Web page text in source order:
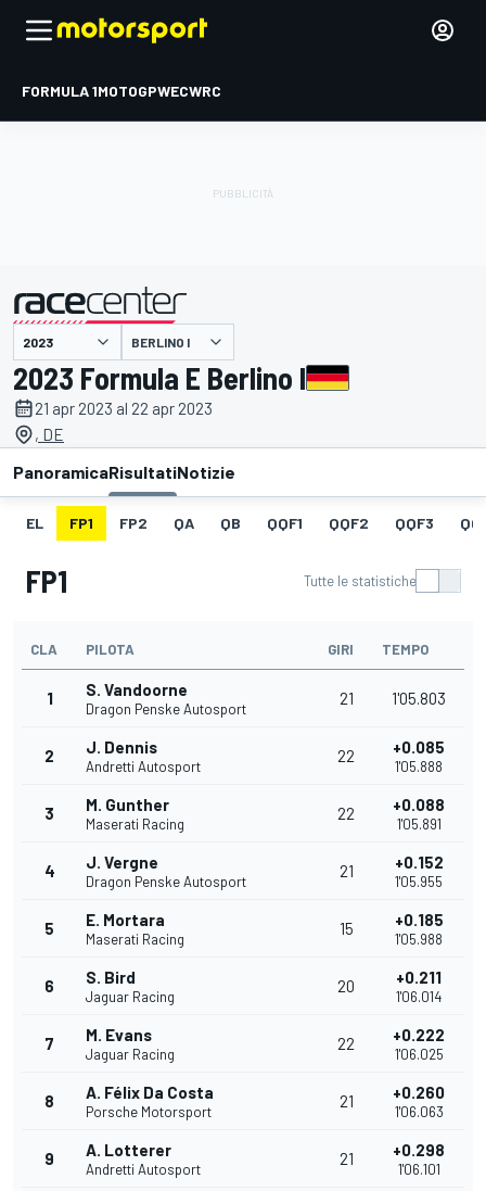
FORMULA 1MOTOGPWECWRC
presentato da BERLINO I
2023 Formula E Berlino I
21 apr 2023 al 22 apr 2023
, DE
PanoramicaRisultatiNotizie
EL FP1 FP2 QA QB QQF1 QQF2 QQF3
FP1 Tutte le statistiche
CLA PILOTA GIRI TEMPO
1 S. Vandoorne
Dragon Penske Autosport
21 1'05.803
2 J. Dennis
Andretti Autosport
22 +0.085
1'05.888
3 M. Gunther
Maserati Racing
22 +0.088
1'05.891
4 J. Vergne
Dragon Penske Autosport
21 +0.152
1'05.955
5 E. Mortara
Maserati Racing
15 +0.185
1'05.988
6 S. Bird
Jaguar Racing
20 +0.211
1'06.014
7 M. Evans
Jaguar Racing
22 +0.222
1'06.025
8 A. Félix Da Costa
Porsche Motorsport
21 +0.260
1'06.063
9 A. Lotterer
Andretti Autosport
21 +0.298
1'06.101